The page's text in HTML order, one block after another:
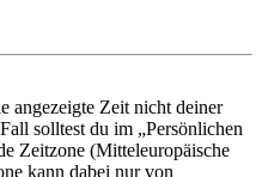
angezeigte Zeit nicht deiner
solltest du im „Persönlichen
Zeitzone (Mitteleuropäische
kann dabei nur von